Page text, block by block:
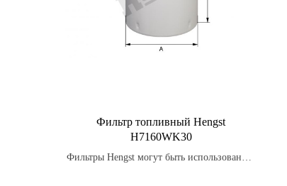
Фильтр топливный Hengst
H7160WK30
Фильтры Hengst могут быть использованы в